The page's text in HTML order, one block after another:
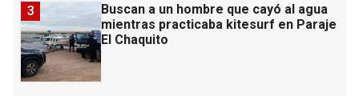
Buscan a un hombre que cayó al agua
mientras practicaba kitesurf en Paraje
El Chaquito
3